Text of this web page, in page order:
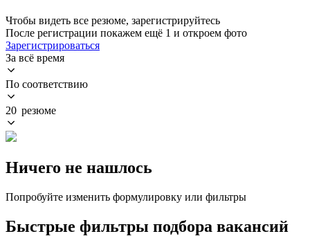
Чтобы видеть все резюме, зарегистрируйтесь
После регистрации покажем ещё 1 и откроем фото
Зарегистрироваться
За всё время
По соответствию
20 резюме
Ничего не нашлось
Попробуйте изменить формулировку или фильтры
Быстрые фильтры подбора вакансий